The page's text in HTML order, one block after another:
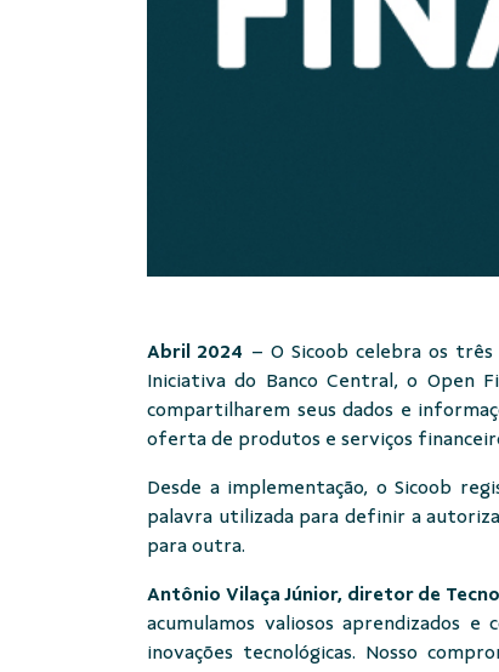
Abril 2024 – O Sicoob celebra os
Iniciativa do Banco Central, o Open
compartilharem seus dados e
oferta de produtos e serviços
Desde a implementação, o Sicoob
palavra utilizada para definir a
para outra.
Antônio Vilaça Júnior, diretor de
acumulamos valiosos aprendizados
inovações tecnológicas. Nosso